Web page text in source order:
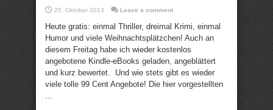
25. Oktober 2013 Leave a comment
Heute gratis: einmal Thriller, dreimal Krimi, einmal
Humor und viele Weihnachtsplätzchen! Auch an
diesem Freitag habe ich wieder kostenlos
angebotene Kindle-eBooks geladen, angeblättert
und kurz bewertet. Und wie stets gibt es wieder
viele tolle 99 Cent Angebote! Die hier vorgestellten
...